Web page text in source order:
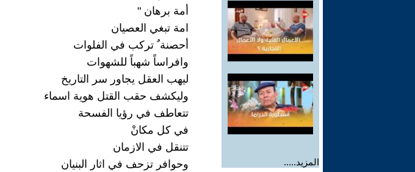
المزيد.....
أمة برهان "
امة تبغي العصيان
أحصنة ٌ تركب في الفلوات
وافراساً شهباً للشهوات
ليهب العقل يجاور سر التاريخ
وليكشف حقب القتل هوية اسماء
تتعاطف في رؤيا الفسحة
في كل مكانْ
تتنقل في الازمان
وحوافر تزحف في اثار البنيان